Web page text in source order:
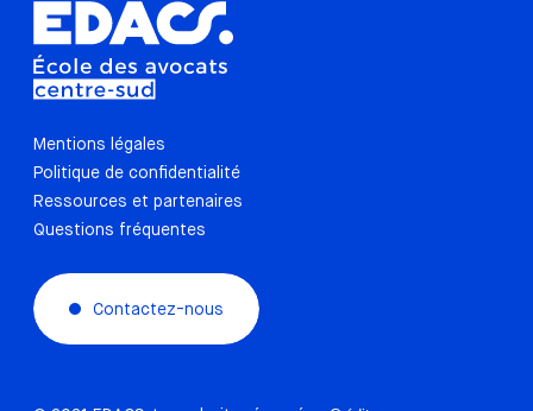
Mentions légales
Politique de confidentialité
Ressources et partenaires
Questions fréquentes
Contactez-nous